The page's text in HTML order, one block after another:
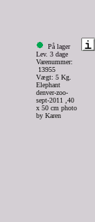
På lager
Lev. 3 dage
Varenummer:
13955
Vægt: 5 Kg.
Elephant
denver-zoo-
sept-2011 ,40
x 50 cm photo
by Karen